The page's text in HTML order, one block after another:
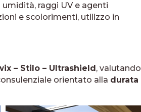
umidità, raggi UV e agenti
e scolorimenti, utilizzo in
– Stilo – Ultrashield , valutando
orientato alla durata